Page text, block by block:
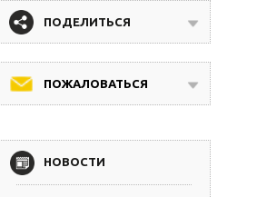
ПОДЕЛИТЬСЯ
ПОЖАЛОВАТЬСЯ
НОВОСТИ